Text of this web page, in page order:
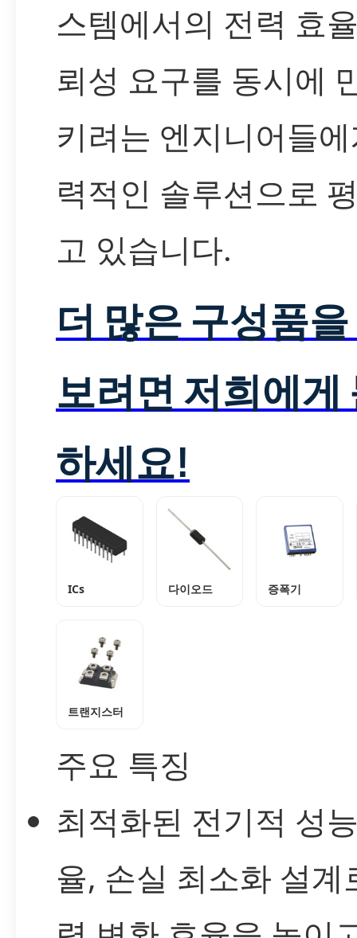
스템에서의 전력 효
뢰성 요구를 동시에
키려는 엔지니어들
력적인 솔루션으로
고 있습니다.
더 많은 구성품
보려면 저희에게
하세요!
ICs 다이오드 증폭기
트랜지스터
주요 특징
최적화된 전기적 성
율, 손실 최소화 설계